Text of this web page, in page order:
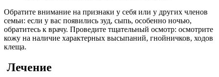
Обратите внимание на признаки у себя или у других членов
семьи: если у вас появились зуд, сыпь, особенно ночью,
обратитесь к врачу. Проведите тщательный осмотр: осмотрите
кожу на наличие характерных высыпаний, гнойничков, ходов
клеща.
Лечение